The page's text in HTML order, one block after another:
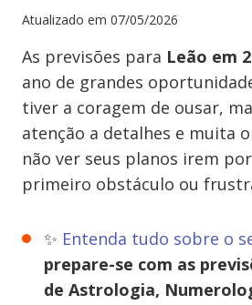
Atualizado em 07/05/2026
As previsões para Leão em
ano de grandes
tiver a coragem de ousar,
atenção a detalhes e muita
não ver seus planos irem
primeiro obstáculo ou
✨ Entenda tudo sobre o
prepare-se com as
de Astrologia,